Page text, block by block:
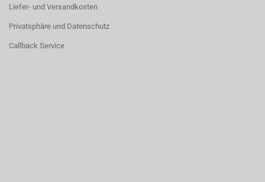
Liefer- und Versandkosten
Privatsphäre und Datenschutz
Callback Service